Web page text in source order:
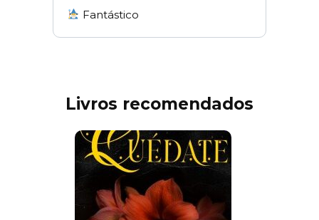
Fantástico
Livros recomendados